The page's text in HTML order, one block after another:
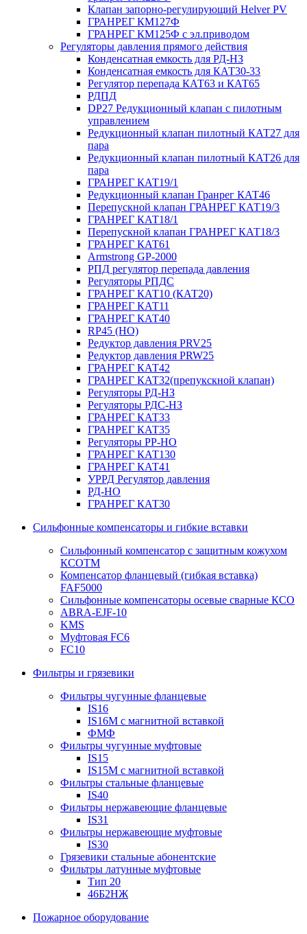
Клапан запорно-регулирующий Helver PV
ГРАНРЕГ КМ127Ф
ГРАНРЕГ КМ125Ф с эл.приводом
Регуляторы давления прямого действия
Конденсатная емкость для РД-НЗ
Конденсатная емкость для КАТ30-33
Регулятор перепада КАТ63 и КАТ65
РДПД
DP27 Редукционный клапан с пилотным
управлением
Редукционный клапан пилотный КАТ27 для
пара
Редукционный клапан пилотный КАТ26 для
пара
ГРАНРЕГ КАТ19/1
Редукционный клапан Гранрег КАТ46
Перепускной клапан ГРАНРЕГ КАТ19/3
ГРАНРЕГ КАТ18/1
Перепускной клапан ГРАНРЕГ КАТ18/3
ГРАНРЕГ КАТ61
Armstrong GP-2000
РПД регулятор перепада давления
Регуляторы РПДС
ГРАНРЕГ КАТ10 (КАТ20)
ГРАНРЕГ КАТ11
ГРАНРЕГ КАТ40
RP45 (НО)
Редуктор давления PRV25
Редуктор давления PRW25
ГРАНРЕГ КАТ42
ГРАНРЕГ КАТ32(препукскной клапан)
Регуляторы РД-НЗ
Регуляторы РДС-НЗ
ГРАНРЕГ КАТ33
ГРАНРЕГ КАТ35
Регуляторы РР-НО
ГРАНРЕГ КАТ130
ГРАНРЕГ КАТ41
УРРД Регулятор давления
РД-НО
ГРАНРЕГ КАТ30
Сильфонные компенсаторы и гибкие вставки
Сильфонный компенсатор с защитным кожухом
КСОТM
Компенсатор фланцевый (гибкая вставка)
FAF5000
Сильфонные компенсаторы осевые сварные КСО
ABRA-EJF-10
KMS
Муфтовая FC6
FC10
Фильтры и грязевики
Фильтры чугунные фланцевые
IS16
IS16M с магнитной вставкой
ФМФ
Фильтры чугунные муфтовые
IS15
IS15M c магнитной вставкой
Фильтры стальные фланцевые
IS40
Фильтры нержавеющие фланцевые
IS31
Фильтры нержавеющие муфтовые
IS30
Грязевики стальные абонентские
Фильтры латунные муфтовые
Тип 20
46Б2НЖ
Пожарное оборудование